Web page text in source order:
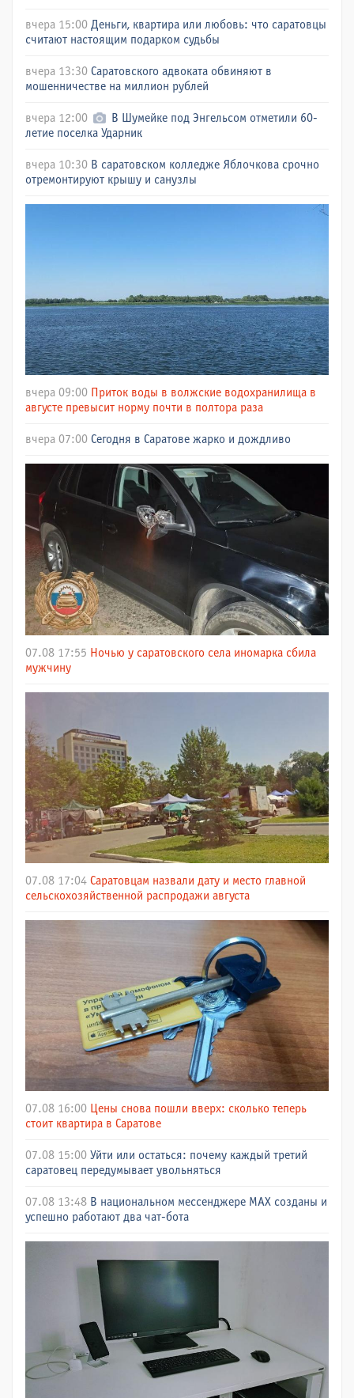
вчера 15:00 Деньги, квартира или любовь: что саратовцы
считают настоящим подарком судьбы
вчера 13:30 Саратовского адвоката обвиняют в
мошенничестве на миллион рублей
вчера 12:00
В Шумейке под Энгельсом отметили 60-
летие поселка Ударник
вчера 10:30 В саратовском колледже Яблочкова срочно
отремонтируют крышу и санузлы
вчера 09:00 Приток воды в волжские водохранилища в
августе превысит норму почти в полтора раза
вчера 07:00 Сегодня в Саратове жарко и дождливо
07.08 17:55 Ночью у саратовского села иномарка сбила
мужчину
07.08 17:04 Саратовцам назвали дату и место главной
сельскохозяйственной распродажи августа
07.08 16:00 Цены снова пошли вверх: сколько теперь
стоит квартира в Саратове
07.08 15:00 Уйти или остаться: почему каждый третий
саратовец передумывает увольняться
07.08 13:48 В национальном мессенджере МАХ созданы и
успешно работают два чат-бота